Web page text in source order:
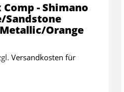
- Shimano
Sandstone
Orange
Versandkosten für